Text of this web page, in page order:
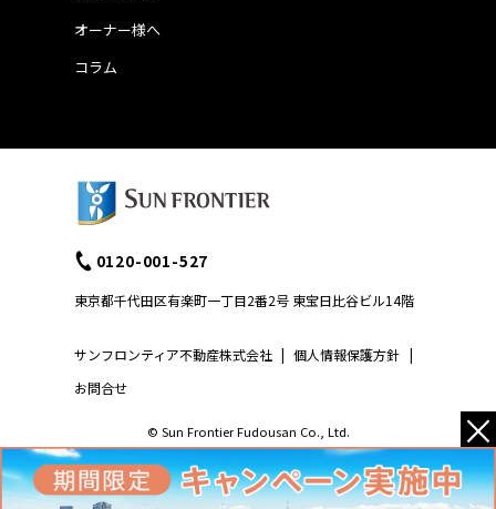
オーナー様へ
コラム
サンフロンティア不動産株式会社 | 個人情報保護方針 |
お問合せ
0120-001-527
東京都千代田区有楽町一丁目2番2号 東宝日比谷ビル14階
© Sun Frontier Fudousan Co., Ltd. ×